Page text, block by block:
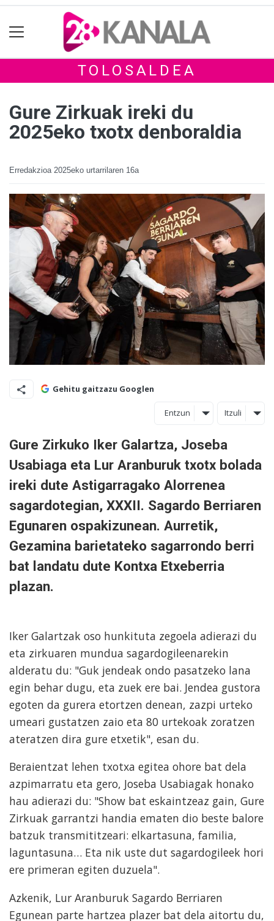
TOLOSALDEA
Gure Zirkuak ireki du
2025eko txotx denboraldia
Erredakzioa 2025eko urtarrilaren 16a
Gehitu gaitzazu Googlen
Entzun Itzuli
Gure Zirkuko Iker Galartza, Joseba
Usabiaga eta Lur Aranburuk txotx bolada
ireki dute Astigarragako Alorrenea
sagardotegian, XXXII. Sagardo Berriaren
Egunaren ospakizunean. Aurretik,
Gezamina barietateko sagarrondo berri
bat landatu dute Kontxa Etxeberria
plazan.
Iker Galartzak oso hunkituta zegoela adierazi du
eta zirkuaren mundua sagardogileenarekin
alderatu du: "Guk jendeak ondo pasatzeko lana
egin behar dugu, eta zuek ere bai. Jendea gustora
egoten da gurera etortzen denean, zazpi urteko
umeari gustatzen zaio eta 80 urtekoak zoratzen
ateratzen dira gure etxetik", esan du.
Beraientzat lehen txotxa egitea ohore bat dela
azpimarratu eta gero, Joseba Usabiagak honako
hau adierazi du: "Show bat eskaintzeaz gain, Gure
Zirkuak garrantzi handia ematen dio beste balore
batzuk transmititzeari: elkartasuna, familia,
laguntasuna… Eta nik uste dut sagardogileek hori
ere primeran egiten duzuela".
Azkenik, Lur Aranburuk Sagardo Berriaren
Egunean parte hartzea plazer bat dela aitortu du,